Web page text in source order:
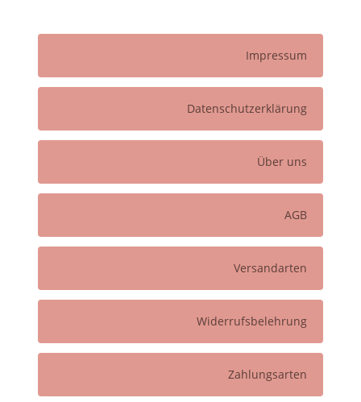
Impressum
Datenschutzerklärung
Über uns
AGB
Versandarten
Widerrufsbelehrung
Zahlungsarten